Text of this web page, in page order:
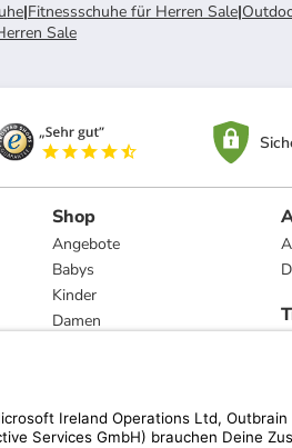
|Fitnessschuhe für Herren Sale|
Sale
Shop
Angebote
Babys
Kinder
Damen
Marken